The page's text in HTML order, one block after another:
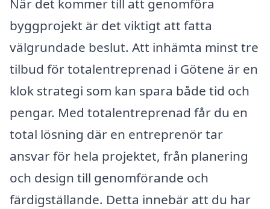
När det kommer till att genomföra
byggprojekt är det viktigt att fatta
välgrundade beslut. Att inhämta minst tre
tilbud för totalentreprenad i Götene är en
klok strategi som kan spara både tid och
pengar. Med totalentreprenad får du en
total lösning där en entreprenör tar
ansvar för hela projektet, från planering
och design till genomförande och
färdigställande. Detta innebär att du har